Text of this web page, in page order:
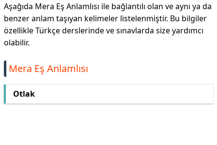
Aşağıda Mera Eş Anlamlısı ile bağlantılı olan ve aynı ya da
benzer anlam taşıyan kelimeler listelenmiştir. Bu bilgiler
özellikle Türkçe derslerinde ve sınavlarda size yardımcı
olabilir.
Mera Eş Anlamlısı
Otlak